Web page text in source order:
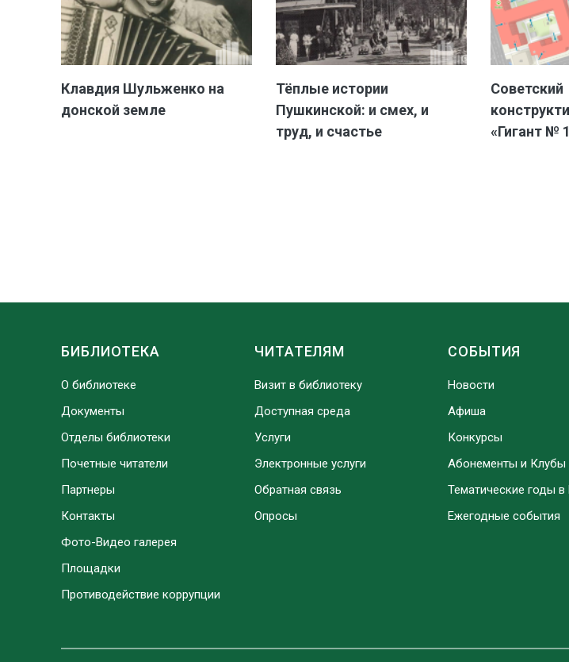
Клавдия Шульженко на
донской земле
Тёплые истории
Пушкинской: и смех, и
труд, и счастье
Советский
«Гигант №
БИБЛИОТЕКА
О библиотеке
Документы
Отделы библиотеки
Почетные читатели
Партнеры
Контакты
Фото-Видео галерея
Площадки
Противодействие коррупции
ЧИТАТЕЛЯМ
Визит в библиотеку
Доступная среда
Услуги
Электронные услуги
Обратная связь
Опросы
СОБЫТИЯ
Новости
Афиша
Конкурсы
Абонементы и Клубы
Тематические годы в
Ежегодные события